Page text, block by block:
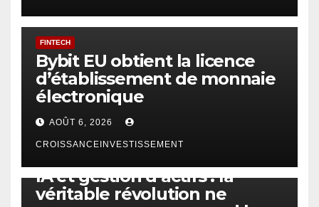
FINTECH
Bybit EU obtient la licence
d’établissement de monnaie
électronique
AOÛT 6, 2026
CROISSANCEINVESTISSEMENT
IA et gestion d’actifs : la
véritable révolution ne